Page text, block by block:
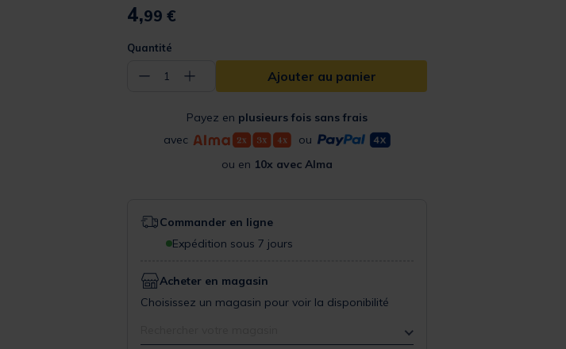
4,99 €
Quantité
− 1 + Ajouter au panier
Payez en plusieurs fois sans frais
avec
ou
ou en 10x avec Alma
Commander en ligne
Expédition sous 7 jours
Acheter en magasin
Choisissez un magasin pour voir la disponibilité